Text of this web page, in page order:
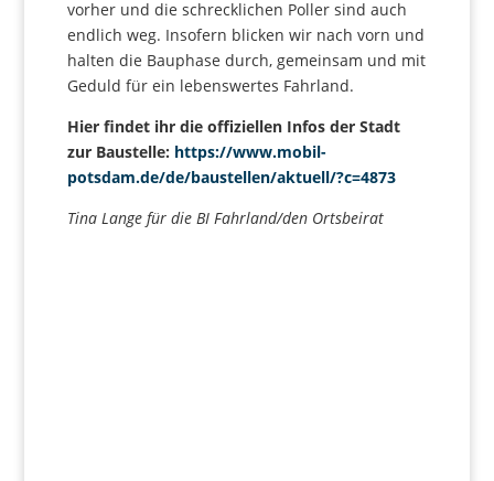
vorher und die schrecklichen Poller sind auch
endlich weg. Insofern blicken wir nach vorn und
halten die Bauphase durch, gemeinsam und mit
Geduld für ein lebenswertes Fahrland.
Hier findet ihr die offiziellen Infos der Stadt
zur Baustelle: https://www.mobil-
potsdam.de/de/baustellen/aktuell/?c=4873
Tina Lange für die BI Fahrland/den Ortsbeirat